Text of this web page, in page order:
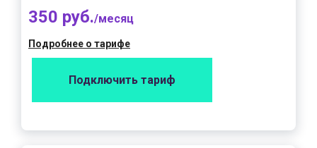
350 руб./месяц
Подробнее о тарифе
Подключить тариф